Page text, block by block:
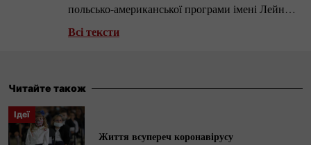
польсько-американськоїпрограми імені Лейна
Кіркланда, під час якої навчалася у
міграційні процеси представлені в українському
Всі тексти
Читайте також
Ідеї
Життя всупереч коронавірусу